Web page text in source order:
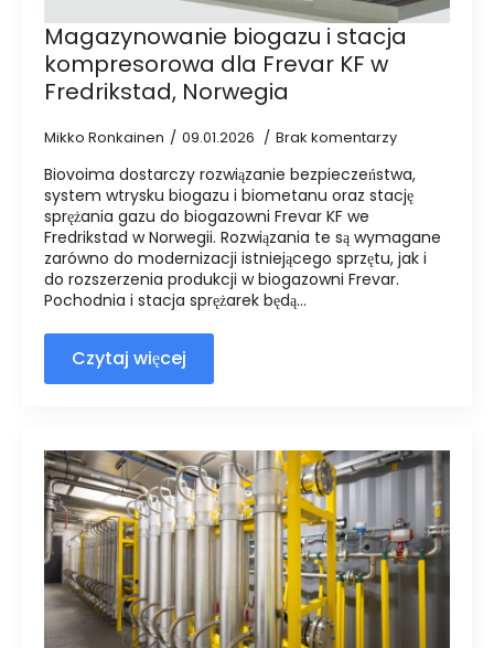
Magazynowanie biogazu i stacja
kompresorowa dla Frevar KF w
Fredrikstad, Norwegia
Mikko Ronkainen 09.01.2026 Brak komentarzy
Biovoima dostarczy rozwiązanie bezpieczeństwa,
system wtrysku biogazu i biometanu oraz stację
sprężania gazu do biogazowni Frevar KF we
Fredrikstad w Norwegii. Rozwiązania te są wymagane
zarówno do modernizacji istniejącego sprzętu, jak i
do rozszerzenia produkcji w biogazowni Frevar.
Pochodnia i stacja sprężarek będą...
Czytaj więcej